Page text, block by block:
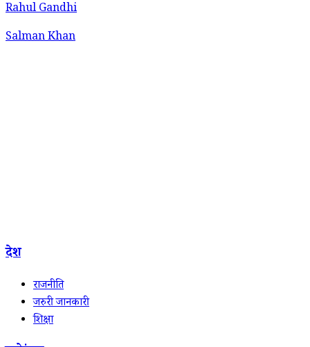
Rahul Gandhi
Salman Khan
देश
राजनीति
जरुरी जानकारी
शिक्षा